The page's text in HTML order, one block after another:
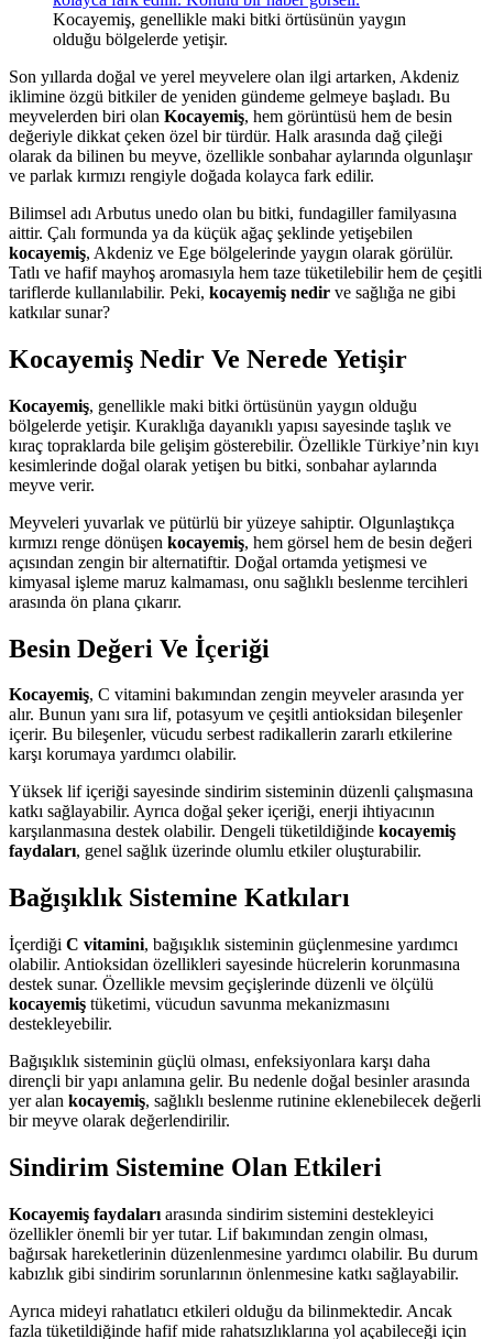
Kocayemiş, genellikle maki bitki örtüsünün yaygın
olduğu bölgelerde yetişir.
Son yıllarda doğal ve yerel meyvelere olan ilgi artarken, Akdeniz
iklimine özgü bitkiler de yeniden gündeme gelmeye başladı. Bu
meyvelerden biri olan Kocayemiş, hem görüntüsü hem de besin
değeriyle dikkat çeken özel bir türdür. Halk arasında dağ çileği
olarak da bilinen bu meyve, özellikle sonbahar aylarında olgunlaşır
ve parlak kırmızı rengiyle doğada kolayca fark edilir.
Bilimsel adı Arbutus unedo olan bu bitki, fundagiller familyasına
aittir. Çalı formunda ya da küçük ağaç şeklinde yetişebilen
kocayemiş, Akdeniz ve Ege bölgelerinde yaygın olarak görülür.
Tatlı ve hafif mayhoş aromasıyla hem taze tüketilebilir hem de çeşitli
tariflerde kullanılabilir. Peki, kocayemiş nedir ve sağlığa ne gibi
katkılar sunar?
Kocayemiş Nedir Ve Nerede Yetişir
Kocayemiş, genellikle maki bitki örtüsünün yaygın olduğu
bölgelerde yetişir. Kuraklığa dayanıklı yapısı sayesinde taşlık ve
kıraç topraklarda bile gelişim gösterebilir. Özellikle Türkiye’nin kıyı
kesimlerinde doğal olarak yetişen bu bitki, sonbahar aylarında
meyve verir.
Meyveleri yuvarlak ve pütürlü bir yüzeye sahiptir. Olgunlaştıkça
kırmızı renge dönüşen kocayemiş, hem görsel hem de besin değeri
açısından zengin bir alternatiftir. Doğal ortamda yetişmesi ve
kimyasal işleme maruz kalmaması, onu sağlıklı beslenme tercihleri
arasında ön plana çıkarır.
Besin Değeri Ve İçeriği
Kocayemiş, C vitamini bakımından zengin meyveler arasında yer
alır. Bunun yanı sıra lif, potasyum ve çeşitli antioksidan bileşenler
içerir. Bu bileşenler, vücudu serbest radikallerin zararlı etkilerine
karşı korumaya yardımcı olabilir.
Yüksek lif içeriği sayesinde sindirim sisteminin düzenli çalışmasına
katkı sağlayabilir. Ayrıca doğal şeker içeriği, enerji ihtiyacının
karşılanmasına destek olabilir. Dengeli tüketildiğinde kocayemiş
faydaları, genel sağlık üzerinde olumlu etkiler oluşturabilir.
Bağışıklık Sistemine Katkıları
İçerdiği C vitamini, bağışıklık sisteminin güçlenmesine yardımcı
olabilir. Antioksidan özellikleri sayesinde hücrelerin korunmasına
destek sunar. Özellikle mevsim geçişlerinde düzenli ve ölçülü
kocayemiş tüketimi, vücudun savunma mekanizmasını
destekleyebilir.
Bağışıklık sisteminin güçlü olması, enfeksiyonlara karşı daha
dirençli bir yapı anlamına gelir. Bu nedenle doğal besinler arasında
yer alan kocayemiş, sağlıklı beslenme rutinine eklenebilecek değerli
bir meyve olarak değerlendirilir.
Sindirim Sistemine Olan Etkileri
Kocayemiş faydaları arasında sindirim sistemini destekleyici
özellikler önemli bir yer tutar. Lif bakımından zengin olması,
bağırsak hareketlerinin düzenlenmesine yardımcı olabilir. Bu durum
kabızlık gibi sindirim sorunlarının önlenmesine katkı sağlayabilir.
Ayrıca mideyi rahatlatıcı etkileri olduğu da bilinmektedir. Ancak
fazla tüketildiğinde hafif mide rahatsızlıklarına yol açabileceği için